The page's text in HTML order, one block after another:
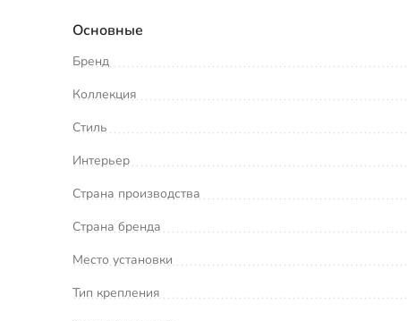
Основные
Бренд
Коллекция
Стиль
Интерьер
Страна производства
Страна бренда
Место установки
Тип крепления